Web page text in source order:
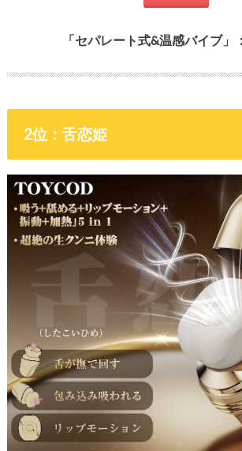
「セパレート式&温感バイブ」
2位：舌恋姫